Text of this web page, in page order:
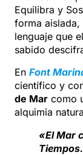
Equilibra y
forma
lenguaje que
sabido
En Font
científico y
de Mar como
alquimia
«El Mar